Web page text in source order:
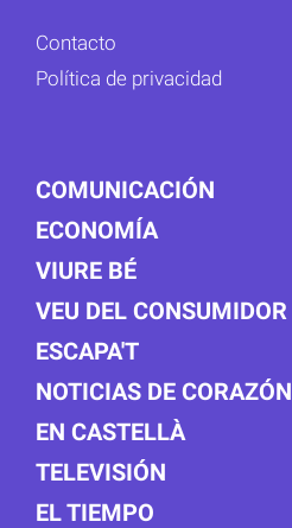
Contacto
Política de privacidad
COMUNICACIÓN
ECONOMÍA
VIURE BÉ
VEU DEL CONSUMIDOR
ESCAPA'T
NOTICIAS DE CORAZÓN
EN CASTELLÀ
TELEVISIÓN
EL TIEMPO